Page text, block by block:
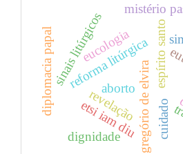
gregório de elvira
espírito santo
aborto
cuidado
reforma litúrgica
sinais litúrgicos
mistério
eucologia
diplomacia papal
etsi iam diu
revelação
dignidade